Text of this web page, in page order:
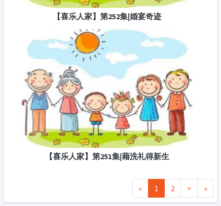
【喜乐人家】第252集|婚宴奇迹
【喜乐人家】第251集|藉洗礼得新生
« 1 2 > »